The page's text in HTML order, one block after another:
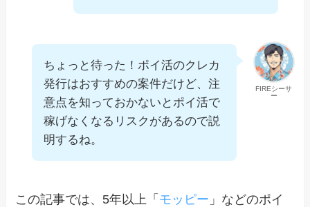
FIREシーサ
ー
ちょっと待った！ポイ活のクレカ
発行はおすすめの案件だけど、注
意点を知っておかないとポイ活で
稼げなくなるリスクがあるので説
明するね。
この記事では、5年以上「 モッピー 」などのポイ